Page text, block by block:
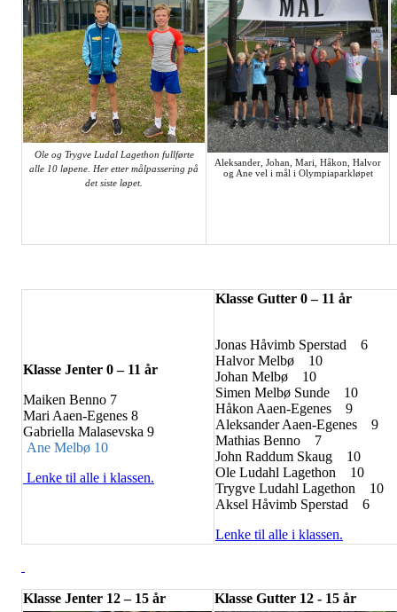
Ole og Trygve Ludal Lagethon fullførte
alle 10 løpene. Her etter målpassering på
det siste løpet.
Aleksander, Johan, Mari, Håkon, Halvor
og Ane vel i mål i Olympiaparkløpet
Klasse Jenter 0 – 11 år
Maiken Benno 7
Mari Aaen-Egenes 8
Gabriella Malasevska 9
Ane Melbø 10
Lenke til alle i klassen.
Klasse Gutter 0 – 11 år
Jonas Håvimb Sperstad
6
Halvor Melbø
10
Johan Melbø
10
Simen Melbø Sunde
10
Håkon Aaen-Egenes
9
Aleksander Aaen-Egenes
9
Mathias Benno
7
John Raddum Skaug
10
Ole Ludahl Lagethon
10
Trygve Ludahl Lagethon
10
Aksel Håvimb Sperstad
6
Lenke til alle i klassen.
Klasse Jenter 12 – 15 år Klasse Gutter 12 - 15 år